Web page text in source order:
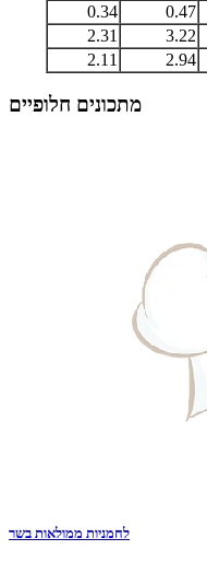
0.47
0.34
3.22
2.31
2.94
2.11
מתכונים חלופיים
לחמניות ממולאות בשר